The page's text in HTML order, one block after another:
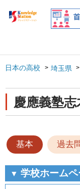
日本の高校 埼玉県
慶應義塾
基本 過去
▼ 学校ホーム